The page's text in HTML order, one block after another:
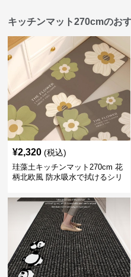
キッチンマット270cmのお
¥2,320 (税込)
珪藻土キッチンマット270cm 花
柄北欧風 防水吸水で拭けるシリ